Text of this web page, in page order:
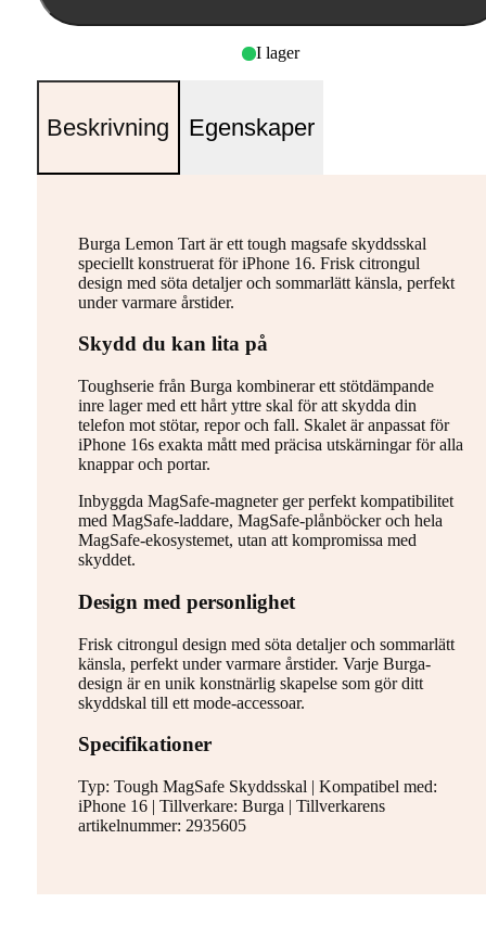
I lager
Beskrivning Egenskaper
Burga Lemon Tart är ett tough magsafe skyddsskal
speciellt konstruerat för iPhone 16. Frisk citrongul
design med söta detaljer och sommarlätt känsla, perfekt
under varmare årstider.
Skydd du kan lita på
Toughserie från Burga kombinerar ett stötdämpande
inre lager med ett hårt yttre skal för att skydda din
telefon mot stötar, repor och fall. Skalet är anpassat för
iPhone 16s exakta mått med präcisa utskärningar för alla
knappar och portar.
Inbyggda MagSafe-magneter ger perfekt kompatibilitet
med MagSafe-laddare, MagSafe-plånböcker och hela
MagSafe-ekosystemet, utan att kompromissa med
skyddet.
Design med personlighet
Frisk citrongul design med söta detaljer och sommarlätt
känsla, perfekt under varmare årstider. Varje Burga-
design är en unik konstnärlig skapelse som gör ditt
skyddskal till ett mode-accessoar.
Specifikationer
Typ: Tough MagSafe Skyddsskal | Kompatibel med:
iPhone 16 | Tillverkare: Burga | Tillverkarens
artikelnummer: 2935605